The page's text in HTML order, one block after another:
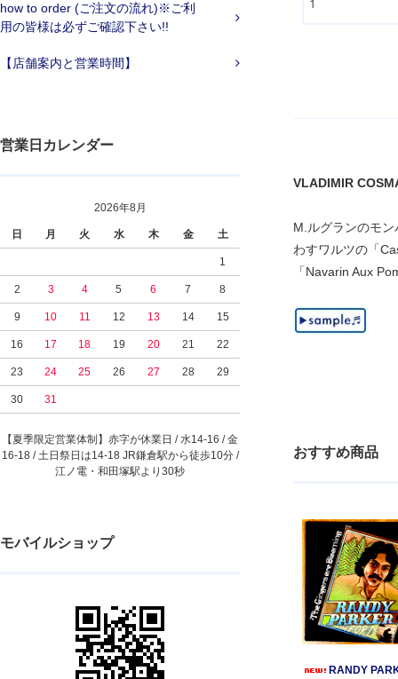
how to order (ご注文の流れ)※ご利
用の皆様は必ずご確認下さい!!
【店舗案内と営業時間】
営業日カレンダー
2026年8月
日 月 火 水 木 金 土
1
2 3 4 5 6 7 8
9 10 11 12 13 14 15
16 17 18 19 20 21 22
23 24 25 26 27 28 29
30 31
【夏季限定営業体制】赤字が休業日 / 水14-16 / 金
16-18 / 土日祭日は14-18 JR鎌倉駅から徒歩10分 /
江ノ電・和田塚駅より30秒
モバイルショップ
VLADIMIR
M.ルグランのモ
わすワルツの「
「Navarin Aux
おすすめ商品
RANDY